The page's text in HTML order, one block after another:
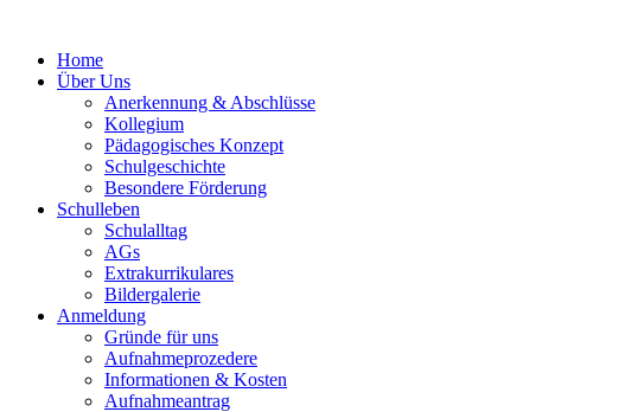
Home
Über Uns
Anerkennung & Abschlüsse
Kollegium
Pädagogisches Konzept
Schulgeschichte
Besondere Förderung
Schulleben
Schulalltag
AGs
Extrakurrikulares
Bildergalerie
Anmeldung
Gründe für uns
Aufnahmeprozedere
Informationen & Kosten
Aufnahmeantrag